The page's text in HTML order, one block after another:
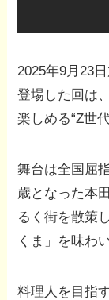
2025年9月23
登場した回は
楽しめる“Z世
舞台は全国屈
歳となった本
るく街を散策
くま」を味わ
料理人を目指